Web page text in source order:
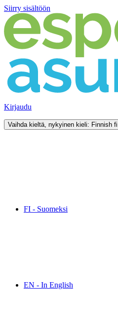
Siirry sisältöön
Kirjaudu
Vaihda kieltä, nykyinen kieli: Finnish fi
FI - Suomeksi
EN - In English